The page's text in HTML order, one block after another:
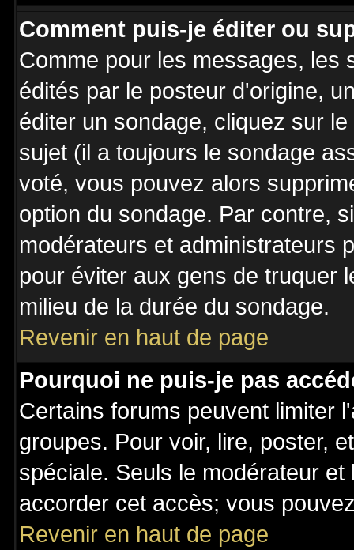
Comment puis-je éditer ou
Comme pour les messages, les
édités par le posteur d'origine,
éditer un sondage, cliquez sur
sujet (il a toujours le sondage
voté, vous pouvez alors
option du sondage. Par contre,
modérateurs et administrateurs
pour éviter aux gens de truquer
milieu de la durée du sondage.
Revenir en haut de page
Pourquoi ne puis-je pas
Certains forums peuvent limiter
groupes. Pour voir, lire, poster,
spéciale. Seuls le modérateur
accorder cet accès; vous
Revenir en haut de page